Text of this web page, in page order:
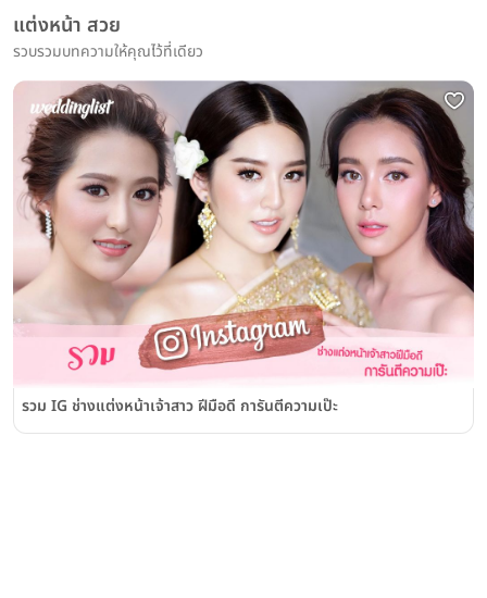
แต่งหน้า สวย
รวบรวมบทความให้คุณไว้ที่เดียว
รวม IG ช่างแต่งหน้าเจ้าสาว ฝีมือดี การันตีความเป๊ะ